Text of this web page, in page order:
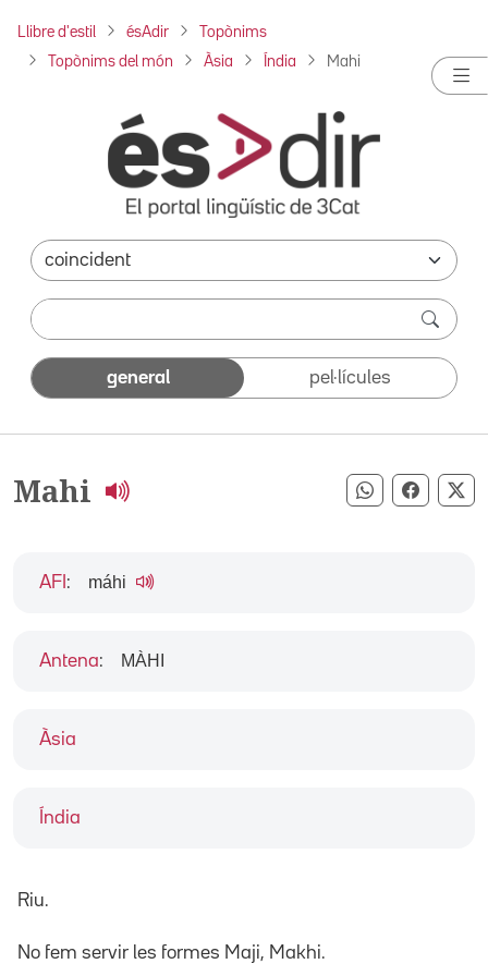
Llibre d'estil ésAdir Topònims
Topònims del món Àsia Índia Mahi
general pel·lícules
Mahi Compartir
Àsia
Índia
AFI : máhi
Antena: MÀHI
Riu.
No fem servir les formes Maji, Makhi.